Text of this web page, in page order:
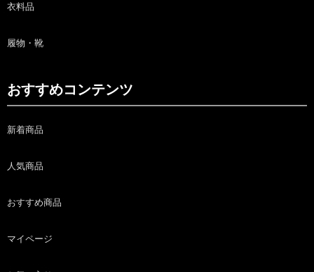
衣料品
履物・靴
おすすめコンテンツ
新着商品
人気商品
おすすめ商品
マイページ